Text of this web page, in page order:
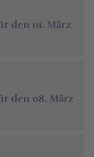
den 01. März
den 08. März